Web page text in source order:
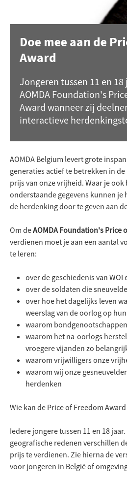
Doe mee aan de
Award
Jongeren tussen 11 en
AOMDA Foundation's
Award wanneer zij
interactieve
AOMDA Belgium levert grote
generaties actief te betrekken in
prijs van onze vrijheid. Waar je ook
onderstaande gegevens kunnen je
de herdenking door te geven aan
Om deAOMDA Foundation's Price
verdienen moet je aan een aantal
te leren:
over de geschiedenis van WOI
over de soldaten die
over hoe het dagelijks leven
weerslag van de oorlog op
waarom
waarom het na-oorlogs
vroegere vijanden zo
waarom vrijwilligers onze
waarom wij onze
herdenken
Wie kan de Price of Freedom
Iedere jongere tussen 11 en 18
geografische redenen verschillen
prijs te verdienen. Zie hierna de
voor jongeren in België of